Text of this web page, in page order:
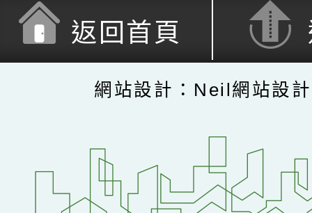
返回首頁
網站設計：Neil網站設